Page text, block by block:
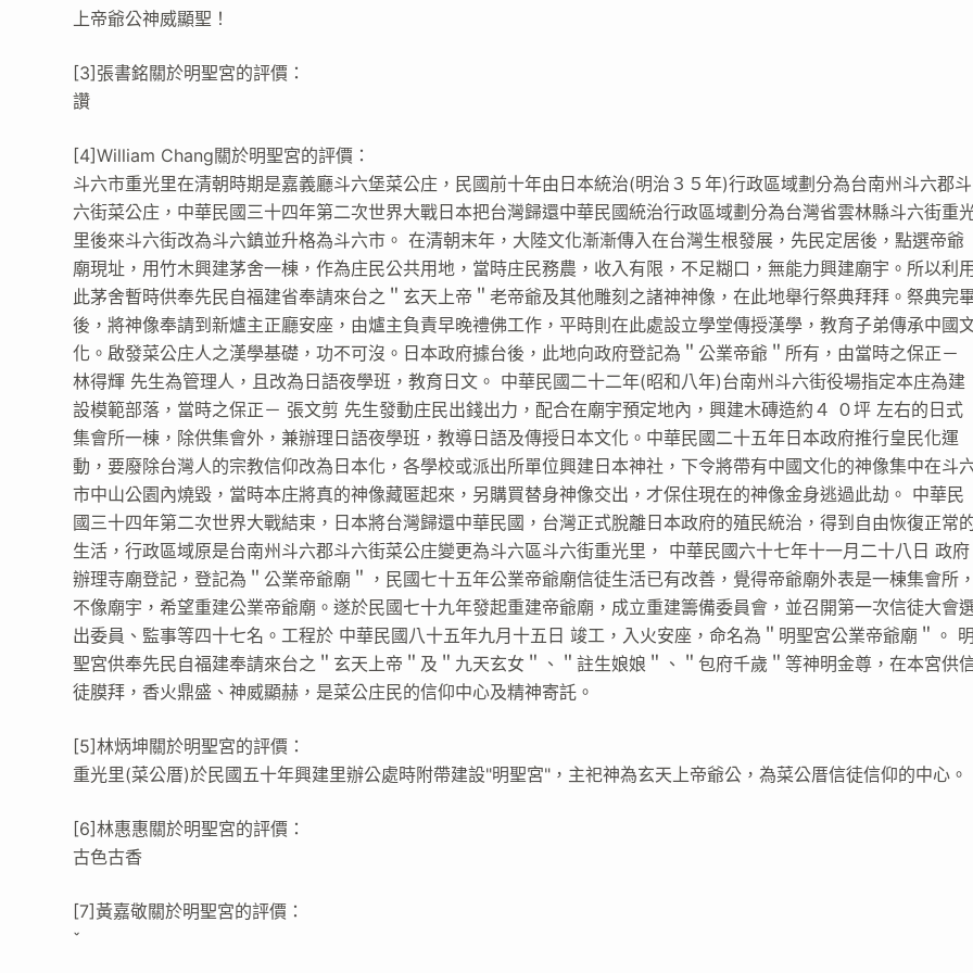
上帝爺公神威顯聖！
[3]張書銘關於明聖宮的評價：
讚
[4]William Chang關於明聖宮的評價：
斗六市重光里在清朝時期是嘉義廳斗六堡菜公庄，民國前十年由日本統治(明治３５年)行政區域劃分為台南州斗六郡斗
六街菜公庄，中華民國三十四年第二次世界大戰日本把台灣歸還中華民國統治行政區域劃分為台灣省雲林縣斗六街重
里後來斗六街改為斗六鎮並升格為斗六市。 在清朝末年，大陸文化漸漸傳入在台灣生根發展，先民定居後，點選帝爺
廟現址，用竹木興建茅舍一棟，作為庄民公共用地，當時庄民務農，收入有限，不足糊口，無能力興建廟宇。所以利用
此茅舍暫時供奉先民自福建省奉請來台之＂玄天上帝＂老帝爺及其他雕刻之諸神神像，在此地舉行祭典拜拜。祭典完
後，將神像奉請到新爐主正廳安座，由爐主負責早晚禮佛工作，平時則在此處設立學堂傳授漢學，教育子弟傳承中國
化。啟發菜公庄人之漢學基礎，功不可沒。日本政府據台後，此地向政府登記為＂公業帝爺＂所有，由當時之保正－
林得輝 先生為管理人，且改為日語夜學班，教育日文。 中華民國二十二年(昭和八年)台南州斗六街役場指定本庄為建
設模範部落，當時之保正－ 張文剪 先生發動庄民出錢出力，配合在廟宇預定地內，興建木磚造約４ ０坪 左右的日式
集會所一棟，除供集會外，兼辦理日語夜學班，教導日語及傳授日本文化。中華民國二十五年日本政府推行皇民化運
動，要廢除台灣人的宗教信仰改為日本化，各學校或派出所單位興建日本神社，下令將帶有中國文化的神像集中在斗
市中山公園內燒毀，當時本庄將真的神像藏匿起來，另購買替身神像交出，才保住現在的神像金身逃過此劫。 中華民
國三十四年第二次世界大戰結束，日本將台灣歸還中華民國，台灣正式脫離日本政府的殖民統治，得到自由恢復正常
生活，行政區域原是台南州斗六郡斗六街菜公庄變更為斗六區斗六街重光里， 中華民國六十七年十一月二十八日 政府
辦理寺廟登記，登記為＂公業帝爺廟＂，民國七十五年公業帝爺廟信徒生活已有改善，覺得帝爺廟外表是一棟集會所，
不像廟宇，希望重建公業帝爺廟。遂於民國七十九年發起重建帝爺廟，成立重建籌備委員會，並召開第一次信徒大會
出委員、監事等四十七名。工程於 中華民國八十五年九月十五日 竣工，入火安座，命名為＂明聖宮公業帝爺廟＂。 明
聖宮供奉先民自福建奉請來台之＂玄天上帝＂及＂九天玄女＂、＂註生娘娘＂、＂包府千歲＂等神明金尊，在本宮供
徒膜拜，香火鼎盛、神威顯赫，是菜公庄民的信仰中心及精神寄託。
[5]林炳坤關於明聖宮的評價：
重光里(菜公厝)於民國五十年興建里辦公處時附帶建設"明聖宮"，主祀神為玄天上帝爺公，為菜公厝信徒信仰的中心。
[6]林惠惠關於明聖宮的評價：
古色古香
[7]黃嘉敬關於明聖宮的評價：
ˇ